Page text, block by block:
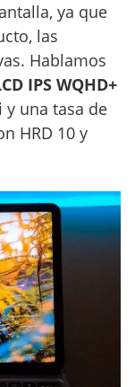
ya que
las
Hablamos
IPS WQHD+
y una tasa de
HRD 10 y